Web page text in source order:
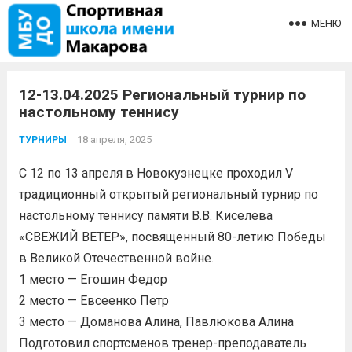
МЕНЮ
12-13.04.2025 Региональный турнир по
настольному теннису
ТУРНИРЫ 18 апреля, 2025
С 12 по 13 апреля в Новокузнецке проходил V
традиционный открытый региональный турнир по
настольному теннису памяти В.В. Киселева
«СВЕЖИЙ ВЕТЕР», посвященный 80-летию Победы
в Великой Отечественной войне.
1 место — Егошин Федор
2 место — Евсеенко Петр
3 место — Доманова Алина, Павлюкова Алина
Подготовил спортсменов тренер-преподаватель